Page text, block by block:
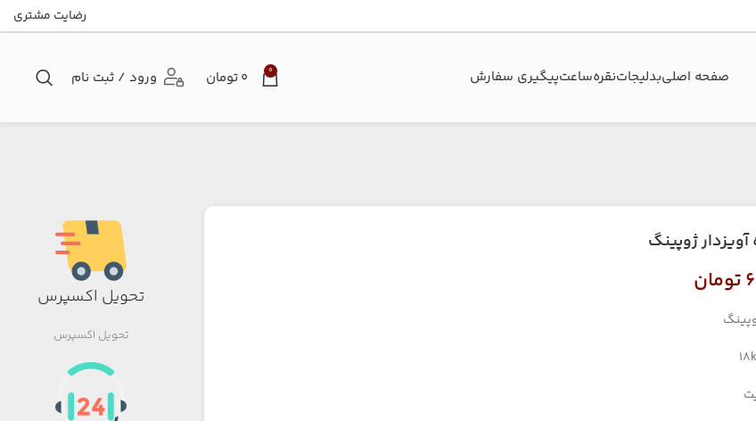
رضایت مشتری
صفحه اصلیبدلیجاتنقرهساعتپیگیری سفارش‌ 0 ۰تومان ورود / ثبت نام
ژوپینگ
تومان
تحویل اکسپرس
تحویل اکسپرس